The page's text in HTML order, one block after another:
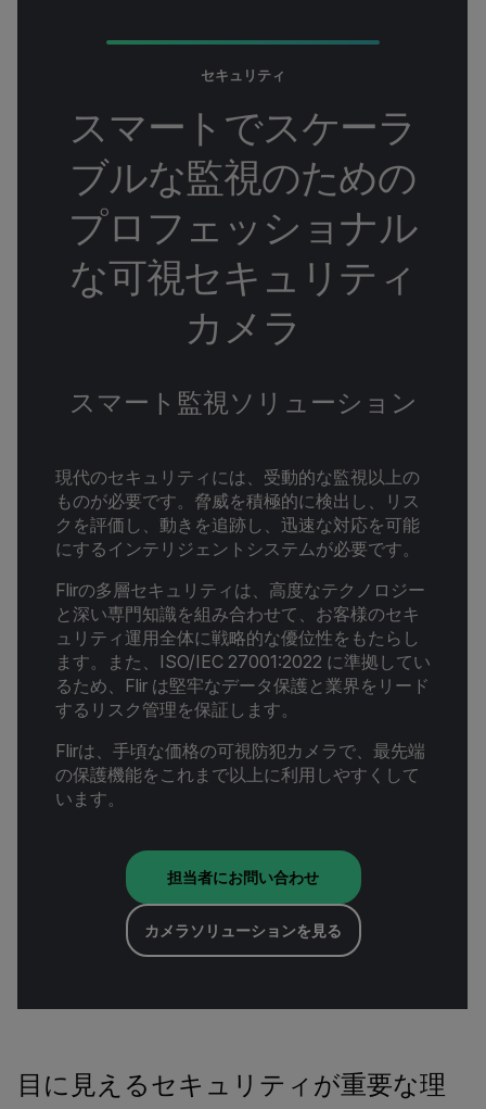
セキュリティ
スマートでスケーラ
ブルな監視のための
プロフェッショナル
な可視セキュリティ
カメラ
スマート監視ソリューション
現代のセキュリティには、受動的な監視以上の
ものが必要です。脅威を積極的に検出し、リス
クを評価し、動きを追跡し、迅速な対応を可能
にするインテリジェントシステムが必要です。
Flirの多層セキュリティは、高度なテクノロジー
と深い専門知識を組み合わせて、お客様のセキ
ュリティ運用全体に戦略的な優位性をもたらし
ます。また、ISO/IEC 27001:2022 に準拠してい
るため、Flir は堅牢なデータ保護と業界をリード
するリスク管理を保証します。
Flirは、手頃な価格の可視防犯カメラで、最先端
の保護機能をこれまで以上に利用しやすくして
います。
担当者にお問い合わせ
カメラソリューションを見る
目に見えるセキュリティが重要な理